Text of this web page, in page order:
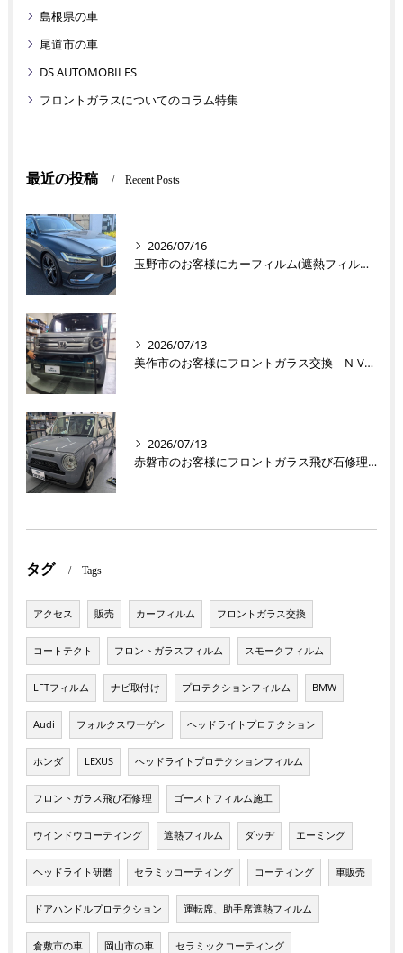
島根県の車
尾道市の車
DS AUTOMOBILES
フロントガラスについてのコラム特集
最近の投稿 Recent Posts
2026/07/16
玉野市のお客様にカーフィルム(遮熱フィルム) V60【nexus株式会社】
2026/07/13
美作市のお客様にフロントガラス交換 N-VAN【nexus株式会社】
2026/07/13
赤磐市のお客様にフロントガラス飛び石修理 ラパン【nexus株式会社】
タグ Tags
アクセス 販売 カーフィルム フロントガラス交換
コートテクト フロントガラスフィルム スモークフィルム
LFTフィルム ナビ取付け プロテクションフィルム BMW
Audi フォルクスワーゲン ヘッドライトプロテクション
ホンダ LEXUS ヘッドライトプロテクションフィルム
フロントガラス飛び石修理 ゴーストフィルム施工
ウインドウコーティング 遮熱フィルム ダッヂ エーミング
ヘッドライト研磨 セラミッコーティング コーティング 車販売
ドアハンドルプロテクション 運転席、助手席遮熱フィルム
倉敷市の車 岡山市の車 セラミックコーティング